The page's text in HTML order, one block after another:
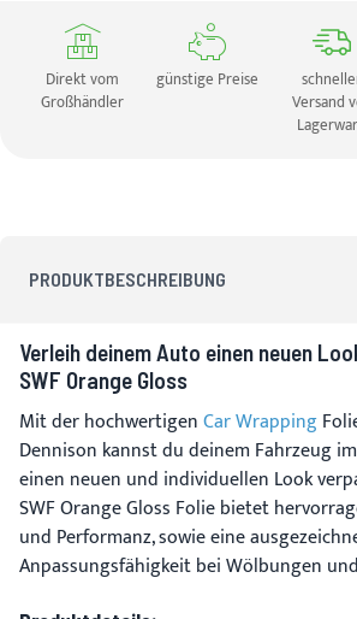
Direkt vom
Großhändler
günstige Preise
Versand
PRODUKTBESCHREIBUNG
Verleih deinem Auto einen neuen
SWF Orange Gloss
Mit der hochwertigenCar Wrapping
Dennison kannst du deinem Fahrzeug
einen neuen und individuellen Look
SWF Orange Gloss Folie bietet
und Performanz, sowie eine
Anpassungsfähigkeit bei Wölbungen